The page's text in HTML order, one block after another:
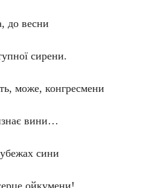
до весни
сирени.
може, конгресмени
вини…
сини
ойкумени!..